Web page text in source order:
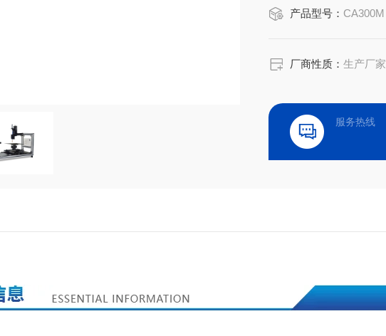
产品型号： CA300M
厂商性质：生产厂家
服务热线